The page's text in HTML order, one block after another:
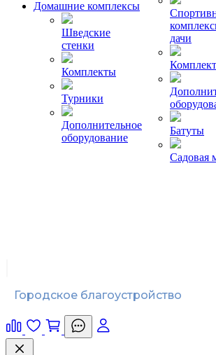
Домашние комплексы
Шведские
стенки
Комплекты
Турники
Дополнительное
оборудование
дачи
Батуты
Садовая
Городское благоустройство